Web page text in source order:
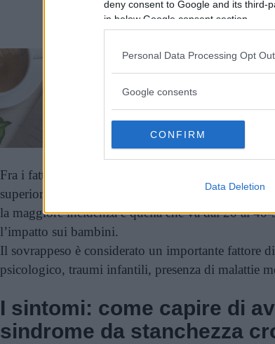
deny consent to Google and its third-
in below Google consent section.
Personal Data Processing Opt
Google consents
CONFIRM
Data Deletion
Al Giorno E
Fra i fattori di rischio, c’è da dire che le donne
superiore di contrarre la sindrome rispetto agli
la maggiore incidenza è quella che va dai 20 ai
l’impatto sui bambini.
Il sovrappeso è considerato un importante fattore
psicologico, traumi infantili, presenza di malattie
I sintomi: come capire di
sindrome da stanchezza